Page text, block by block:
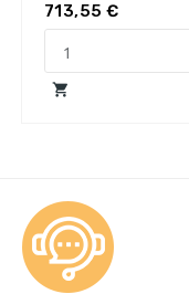
713,55 €
